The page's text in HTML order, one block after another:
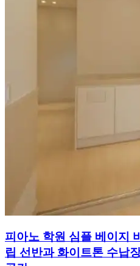
피아노 학원 심플 베이지
립 선반과 화이트톤 수납